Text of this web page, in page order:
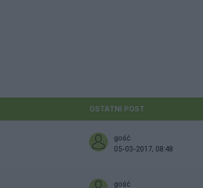
OSTATNI POST
gość
05-03-2017, 08:48
gość